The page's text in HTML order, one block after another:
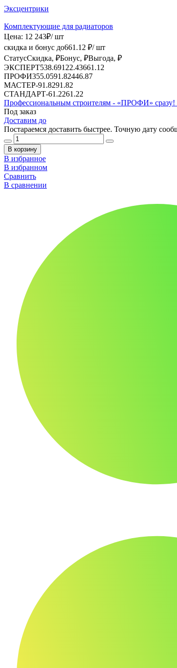
Эксцентрики
Комплектующие для радиаторов
Цена: 12 243₽/ шт
скидка и бонус до661.12 ₽/ шт
СтатусСкидка, ₽Бонус, ₽Выгода, ₽
ЭКСПЕРТ538.69122.43661.12
ПРОФИ355.0591.82446.87
МАСТЕР-91.8291.82
СТАНДАРТ-61.2261.22
Профессиональным строителям - «ПРОФИ» сразу!
Под заказ
Доставим до
Постараемся доставить быстрее. Точную дату
В корзину
В избранное
В избранном
Сравнить
В сравнении